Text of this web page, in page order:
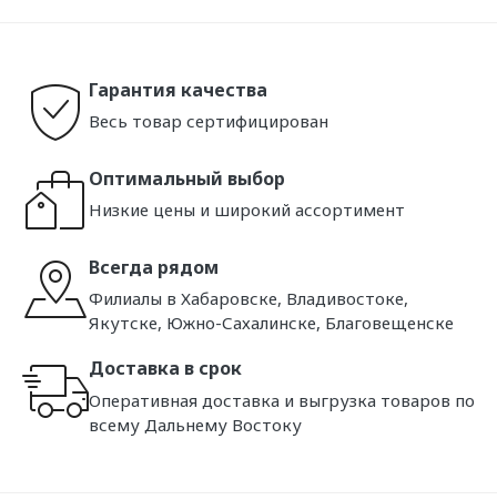
Гарантия качества
Весь товар сертифицирован
Оптимальный выбор
Низкие цены и широкий ассортимент
Всегда рядом
Филиалы в Хабаровске, Владивостоке,
Якутске, Южно-Сахалинске, Благовещенске
Доставка в срок
Оперативная доставка и выгрузка товаров по
всему Дальнему Востоку